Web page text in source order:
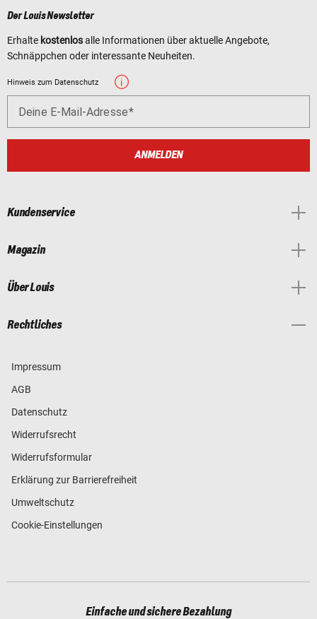
Der Louis Newsletter
Erhalte kostenlosalle Informationen über aktuelle Angebote,
Schnäppchen oder interessante Neuheiten.
Hinweis zum Datenschutz
Deine E-Mail-Adresse
ANMELDEN
Kundenservice
Magazin
Über Louis
Rechtliches
Impressum
AGB
Datenschutz
Widerrufsrecht
Widerrufsformular
Erklärung zur Barrierefreiheit
Umweltschutz
Cookie-Einstellungen
Einfache und sichere Bezahlung